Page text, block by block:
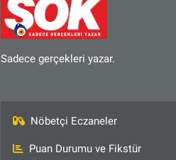
Sadece gerçekleri yazar.
Nöbetçi Eczaneler
Puan Durumu ve Fikstür